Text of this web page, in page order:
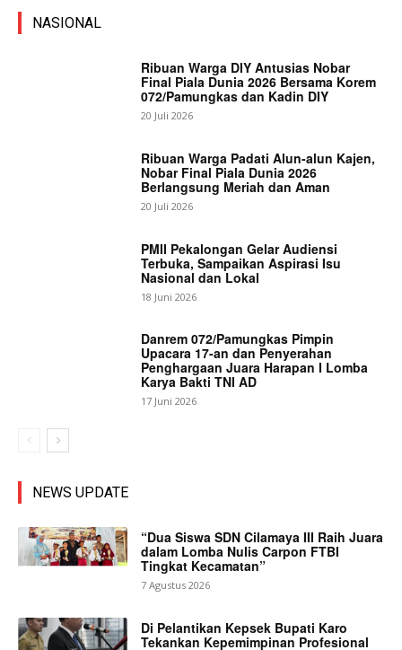
NASIONAL
Ribuan Warga DIY Antusias Nobar
Final Piala Dunia 2026 Bersama Korem
072/Pamungkas dan Kadin DIY
20 Juli 2026
Ribuan Warga Padati Alun-alun Kajen,
Nobar Final Piala Dunia 2026
Berlangsung Meriah dan Aman
20 Juli 2026
PMII Pekalongan Gelar Audiensi
Terbuka, Sampaikan Aspirasi Isu
Nasional dan Lokal
18 Juni 2026
Danrem 072/Pamungkas Pimpin
Upacara 17-an dan Penyerahan
Penghargaan Juara Harapan I Lomba
Karya Bakti TNI AD
17 Juni 2026
NEWS UPDATE
“Dua Siswa SDN Cilamaya III Raih Juara
dalam Lomba Nulis Carpon FTBI
Tingkat Kecamatan”
7 Agustus 2026
Di Pelantikan Kepsek Bupati Karo
Tekankan Kepemimpinan Profesional